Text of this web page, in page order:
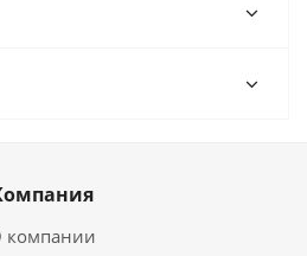
компании